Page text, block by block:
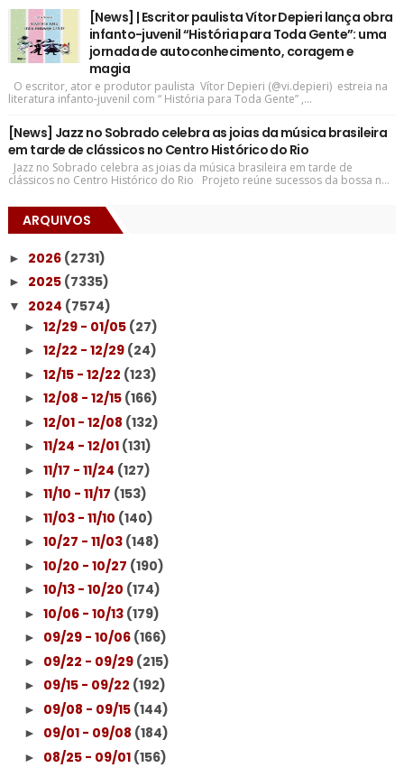
[News] | Escritor paulista Vítor Depieri lança obra
infanto-juvenil “História para Toda Gente”: uma
jornada de autoconhecimento, coragem e
magia
O escritor, ator e produtor paulista Vítor Depieri (@vi.depieri) estreia na
literatura infanto-juvenil com “ História para Toda Gente” ,...
[News] Jazz no Sobrado celebra as joias da música brasileira
em tarde de clássicos no Centro Histórico do Rio
Jazz no Sobrado celebra as joias da música brasileira em tarde de
clássicos no Centro Histórico do Rio Projeto reúne sucessos da bossa n...
ARQUIVOS
► 2026 (2731)
► 2025 (7335)
▼ 2024 (7574)
► 12/29 - 01/05 (27)
► 12/22 - 12/29 (24)
► 12/15 - 12/22 (123)
► 12/08 - 12/15 (166)
► 12/01 - 12/08 (132)
► 11/24 - 12/01 (131)
► 11/17 - 11/24 (127)
► 11/10 - 11/17 (153)
► 11/03 - 11/10 (140)
► 10/27 - 11/03 (148)
► 10/20 - 10/27 (190)
► 10/13 - 10/20 (174)
► 10/06 - 10/13 (179)
► 09/29 - 10/06 (166)
► 09/22 - 09/29 (215)
► 09/15 - 09/22 (192)
► 09/08 - 09/15 (144)
► 09/01 - 09/08 (184)
► 08/25 - 09/01 (156)